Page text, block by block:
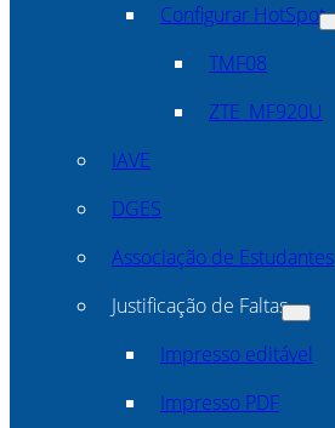
Configurar HotSpot
TMF08
ZTE_MF920U
IAVE
DGES
Associação de Estudantes
Justificação de Faltas
Impresso editável
Impresso PDF